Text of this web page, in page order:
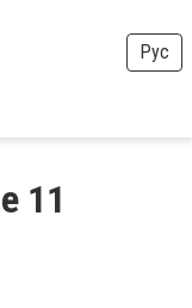
Рус
11